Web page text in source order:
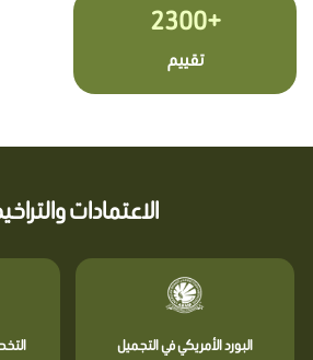
+2300
تقييم
الاعتمادات
البورد الأمريكي في التجميل